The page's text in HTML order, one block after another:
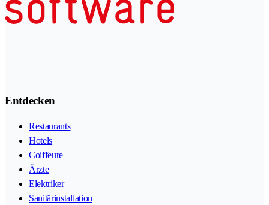
Entdecken
Restaurants
Hotels
Coiffeure
Ärzte
Elektriker
Sanitärinstallation